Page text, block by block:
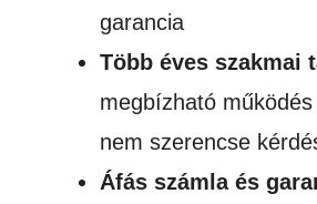
garancia
Több éves szakmai
megbízható
nem szerencse
Áfás számla és